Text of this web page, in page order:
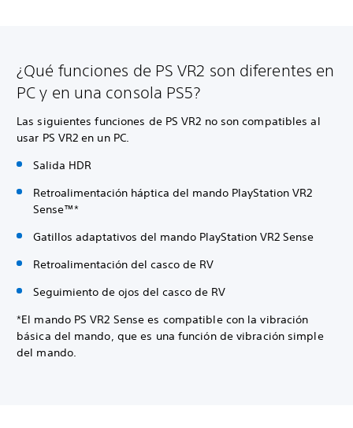
¿Qué funciones de PS VR2 son diferentes en
PC y en una consola PS5?
Las siguientes funciones de PS VR2 no son compatibles al
usar PS VR2 en un PC.
Salida HDR
Retroalimentación háptica del mando PlayStation VR2
Sense™*
Gatillos adaptativos del mando PlayStation VR2 Sense
Retroalimentación del casco de RV
Seguimiento de ojos del casco de RV
*El mando PS VR2 Sense es compatible con la vibración
básica del mando, que es una función de vibración simple
del mando.